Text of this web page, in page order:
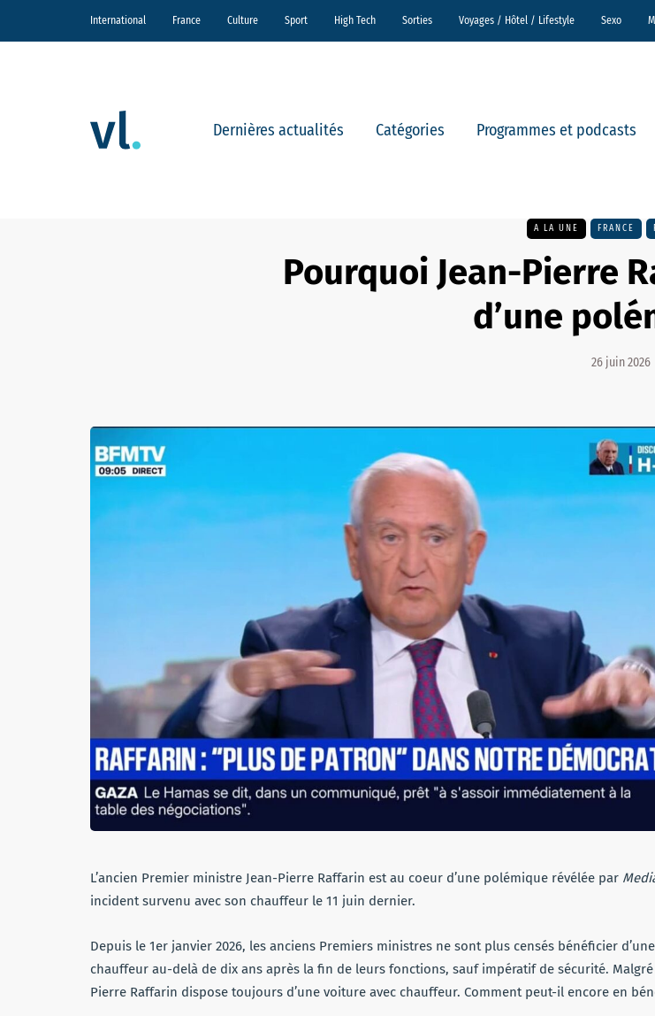
International France Culture Sport High Tech Sorties Voyages / Hôtel / Lifestyle Sexo
Dernières actualités Catégories Programmes et podcasts
A LA UNE FRANCE
Pourquoi Jean-Pierre
d’une
26 juin 2026
L’ancien Premier ministre Jean-Pierre Raffarin est au coeur d’une polémique révélée par
incident survenu avec son chauffeur le 11 juin dernier.
Depuis le 1er janvier 2026, les anciens Premiers ministres ne sont plus censés bénéficier
chauffeur au-delà de dix ans après la fin de leurs fonctions, sauf impératif de sécurité. Malgré
Pierre Raffarin dispose toujours d’une voiture avec chauffeur. Comment peut-il encore en